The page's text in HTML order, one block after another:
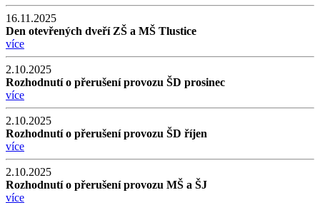
16.11.2025
Den otevřených dveří ZŠ a MŠ Tlustice
více
2.10.2025
Rozhodnutí o přerušení provozu ŠD prosinec
více
2.10.2025
Rozhodnutí o přerušení provozu ŠD říjen
více
2.10.2025
Rozhodnutí o přerušení provozu MŠ a ŠJ
více